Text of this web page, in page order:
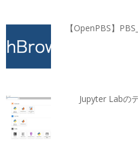
【OpenPBS】
Jupyter Labの